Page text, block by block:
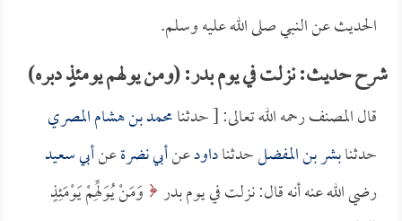
الحديث عن النبي صلى الله عليه وسلم.
شرح حديث: نزلت في يوم بدر: (ومن يولهم يومئذٍ دبره)
قال المصنف رحمه الله تعالى: [ حدثنامحمد بن هشام المصري
حدثنابشر بن المفضلحدثناداودعنأبي نضرةعنأبي سعيد
رضي الله عنه أنه قال: نزلت في يوم بدر وَمَنْ يُوَلِّهِمْ يَوْمَئِذٍ